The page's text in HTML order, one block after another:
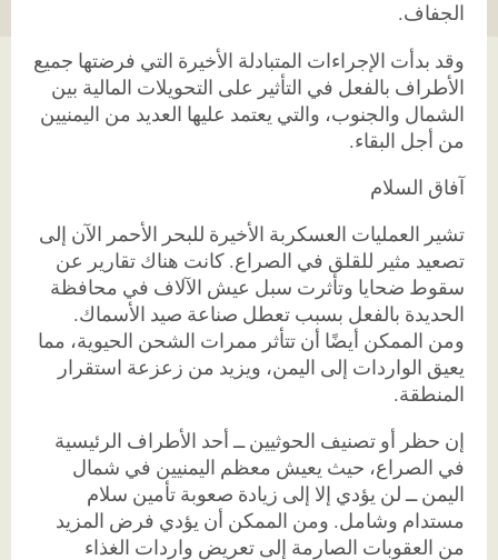
الجفاف.
وقد بدأت الإجراءات المتبادلة الأخيرة التي فرضتها جميع
الأطراف بالفعل في التأثير على التحويلات المالية بين
الشمال والجنوب، والتي يعتمد عليها العديد من اليمنيين
من أجل البقاء.
آفاق السلام
تشير العمليات العسكربة الأخيرة للبحر الأحمر الآن إلى
تصعيد مثير للقلق في الصراع. كانت هناك تقارير عن
سقوط ضحايا وتأثرت سبل عيش الآلاف في محافظة
الحديدة بالفعل بسبب تعطل صناعة صيد الأسماك.
ومن الممكن أيضًا أن تتأثر ممرات الشحن الحيوية، مما
يعيق الواردات إلى اليمن، ويزيد من زعزعة استقرار
المنطقة.
إن حظر أو تصنيف الحوثيين ــ أحد الأطراف الرئيسية
في الصراع، حيث يعيش معظم اليمنيين في شمال
اليمن ــ لن يؤدي إلا إلى زيادة صعوبة تأمين سلام
مستدام وشامل. ومن الممكن أن يؤدي فرض المزيد
من العقوبات الصارمة إلى تعريض واردات الغذاء